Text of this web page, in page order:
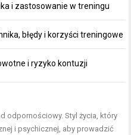
i zastosowanie w treningu
błędy i korzyści treningowe
i ryzyko kontuzji
odpornościowy. Styl życia, który
i psychicznej, aby prowadzić